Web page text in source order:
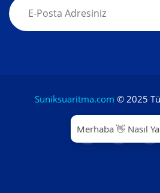
Suniksuaritma.com © 2025